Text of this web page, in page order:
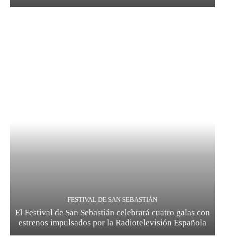
-FESTIVAL DE SAN SEBASTIÁN
El Festival de San Sebastián celebrará cuatro galas con
estrenos impulsados por la Radiotelevisión Española